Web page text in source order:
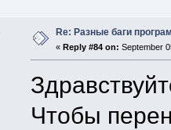
Re: Разные баги
« Reply #84 on: September
Чтобы